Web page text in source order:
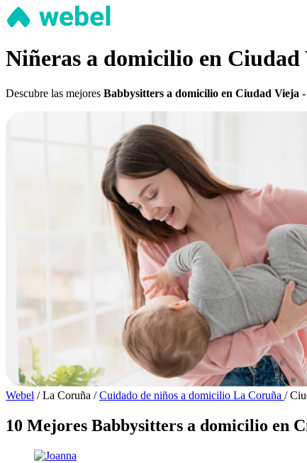
Niñeras a domicilio en Ciudad
Descubre las mejores Babbysitters a domicilio en Ciudad Vieja -
Webel / La Coruña / Cuidado de niños a domicilio La Coruña /
10 Mejores Babbysitters a domicilio en